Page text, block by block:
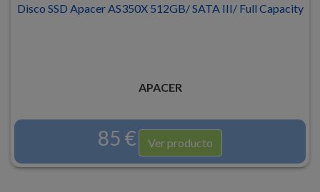
Disco SSD Apacer AS350X 512GB/ SATA III/ Full Capacity
APACER
85 € Ver producto